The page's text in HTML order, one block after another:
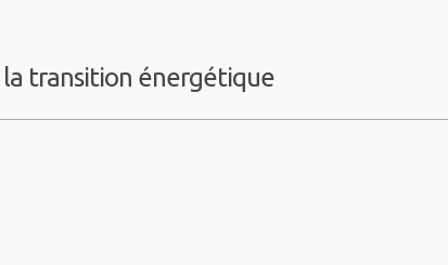
la transition énergétique